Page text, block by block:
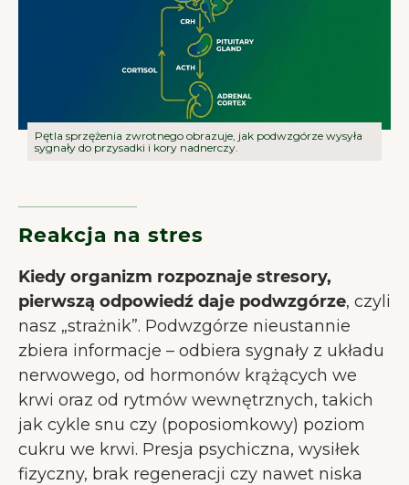
Pętla sprzężenia zwrotnego obrazuje, jak podwzgórze wysyła
sygnały do przysadki i kory nadnerczy.
Reakcja na stres
Kiedy organizm rozpoznaje stresory,
pierwszą odpowiedź daje podwzgórze, czyli
nasz „strażnik”. Podwzgórze nieustannie
zbiera informacje – odbiera sygnały z układu
nerwowego, od hormonów krążących we
krwi oraz od rytmów wewnętrznych, takich
jak cykle snu czy (poposiomkowy) poziom
cukru we krwi. Presja psychiczna, wysiłek
fizyczny, brak regeneracji czy nawet niska